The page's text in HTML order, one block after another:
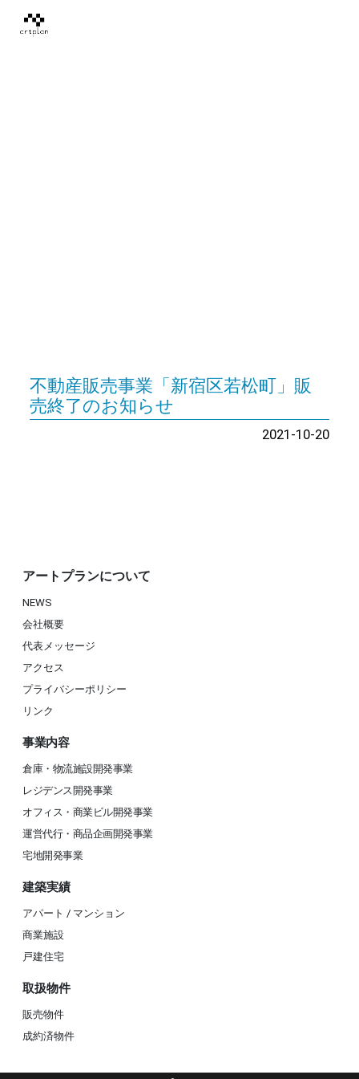
不動産販売事業「新宿区若松町」販
売終了のお知らせ
2021-10-20
アートプランについて
NEWS
会社概要
代表メッセージ
アクセス
プライバシーポリシー
リンク
事業内容
倉庫・物流施設開発事業
レジデンス開発事業
オフィス・商業ビル開発事業
運営代行・商品企画開発事業
宅地開発事業
建築実績
アパート / マンション
商業施設
戸建住宅
取扱物件
販売物件
成約済物件